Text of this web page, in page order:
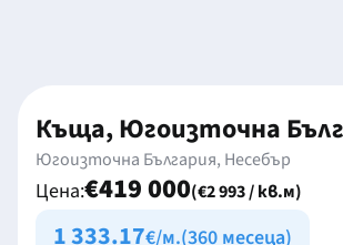
Къща, Югоизточна
Югоизточна България, Несебър
Цена:€419 000(€2 993 / кв.м)
1 333.17€/м.(360 месеца)